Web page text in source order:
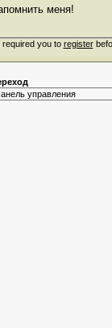
меня!
you to register